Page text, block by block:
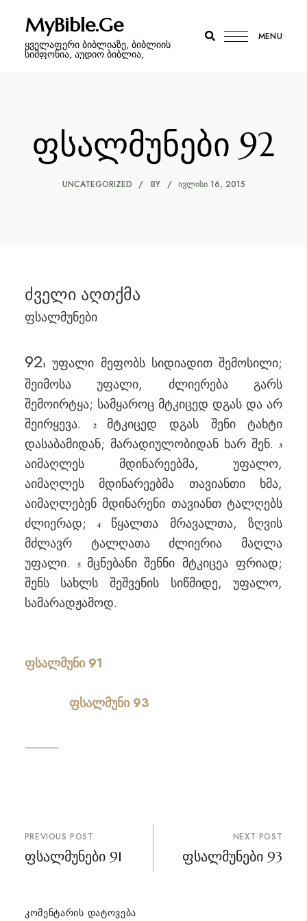
MyBible.Ge
ყველაფერი ბიბლიაზე, ბიბლიის
სიმფონია, აუდიო ბიბლია,
MENU
ფსალმუნები 92
UNCATEGORIZED BY ᲘᲕᲚᲘᲡᲘ 16, 2015
ძველი აღთქმა
ფსალმუნები
921
უფალი მეფობს სიდიადით შემოსილი;
შეიმოსა უფალი, ძლიერება გარს
შემოირტყა; სამყაროც მტკიცედ დგას და არ
შეირყევა.
2 მტკიცედ დგას შენი ტახტი
დასაბამიდან; მარადიულობიდან ხარ შენ.3
აიმაღლეს მდინარეებმა, უფალო,
აიმაღლეს მდინარეებმა თავიანთი ხმა,
აიმაღლებენ მდინარენი თავიანთ ტალღებს
ძლიერად;4 წყალთა მრავალთა, ზღვის
მძლავრ ტალღათა ძლიერია მაღლა
უფალი.
5
მცნებანი შენნი მტკიცეა ფრიად;
შენს სახლს შეშვენის სიწმიდე, უფალო,
სამარადჟამოდ.
ფსალმუნი 91
ფსალმუნი 93
პოსტის
ნავიგაცია
PREVIOUS POST
ფსალმუნები 91
NEXT POST
ფსალმუნები 93
ᲙᲝᲛᲔᲜᲢᲐᲠᲘᲡ ᲓᲐᲢᲝᲕᲔᲑᲐ